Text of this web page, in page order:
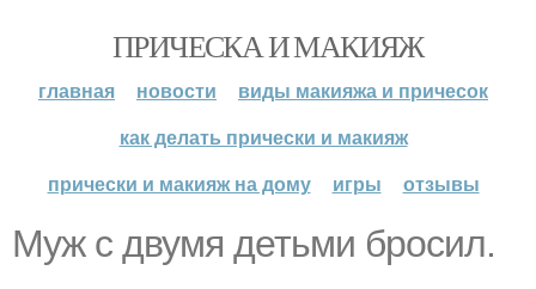
ПРИЧЕСКА И МАКИЯЖ
главная новости
виды макияжа и причесок
как делать прически и макияж
прически и макияж на дому
игры отзывы
Муж с двумя детьми бросил.